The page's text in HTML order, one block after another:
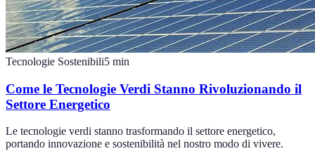
Tecnologie Sostenibili5 min
Come le Tecnologie Verdi Stanno Rivoluzionando il
Settore Energetico
Le tecnologie verdi stanno trasformando il settore energetico,
portando innovazione e sostenibilità nel nostro modo di vivere.